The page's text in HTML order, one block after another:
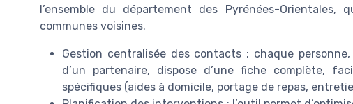
l’ensemble du département des Pyrénées-
communes voisines.
Gestion centralisée des contacts : chaque personne,
d’un partenaire, dispose d’une fiche complète,
spécifiques (aides à domicile, portage de repas,